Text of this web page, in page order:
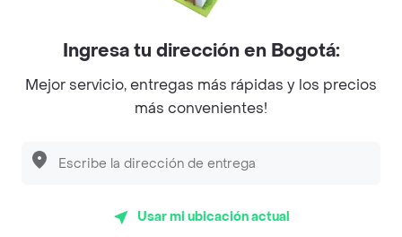
Sobre Rappi
Facebook
Twitter
Instagram
©2026Rappi Inc. All rights reserved.
Ingresa tu dirección en Bogotá:
Mejor servicio, entregas más rápidas y los precios
más convenientes!
Usar mi ubicación actual